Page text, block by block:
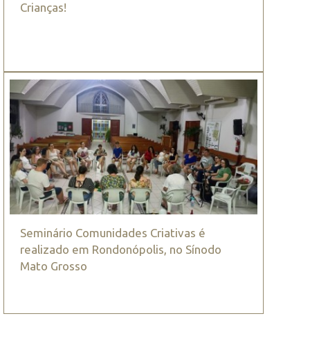
Crianças!
Seminário Comunidades Criativas é
realizado em Rondonópolis, no Sínodo
Mato Grosso